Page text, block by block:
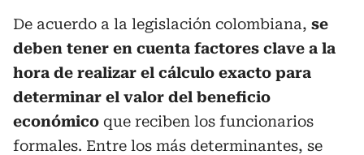
De acuerdo a la legislación colombiana, se
deben tener en cuenta factores clave a la
hora de realizar el cálculo exacto para
determinar el valor del beneficio
económico que reciben los funcionarios
formales. Entre los más determinantes, se